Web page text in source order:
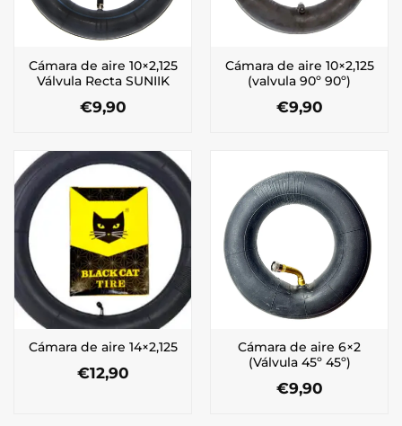
Cámara de aire 10×2,125
Válvula Recta SUNIIK
€9,90
Cámara de aire 10×2,125
(valvula 90º 90º)
€9,90
Cámara de aire 14×2,125
€12,90
Cámara de aire 6×2
(Válvula 45º 45º)
€9,90